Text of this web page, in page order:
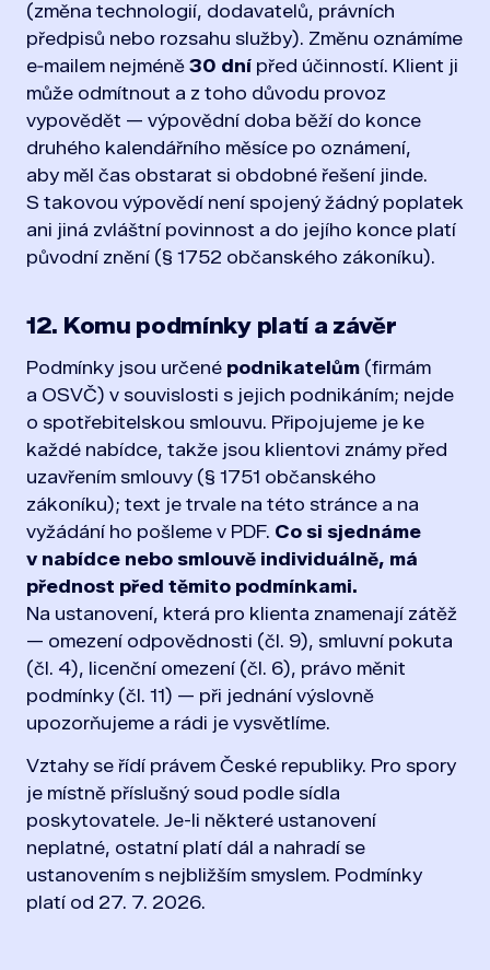
(změna technologií, dodavatelů, právních
předpisů nebo rozsahu služby). Změnu oznámíme
e‑mailem nejméně 30 dní před účinností. Klient ji
může odmítnout a z toho důvodu provoz
vypovědět — výpovědní doba běží do konce
druhého kalendářního měsíce po oznámení,
aby měl čas obstarat si obdobné řešení jinde.
S takovou výpovědí není spojený žádný poplatek
ani jiná zvláštní povinnost a do jejího konce platí
původní znění (§ 1752 občanského zákoníku).
12. Komu podmínky platí a závěr
Podmínky jsou určené podnikatelům (firmám
a OSVČ) v souvislosti s jejich podnikáním; nejde
o spotřebitelskou smlouvu. Připojujeme je ke
každé nabídce, takže jsou klientovi známy před
uzavřením smlouvy (§ 1751 občanského
zákoníku); text je trvale na této stránce a na
vyžádání ho pošleme v PDF. Co si sjednáme
v nabídce nebo smlouvě individuálně, má
přednost před těmito podmínkami.
Na ustanovení, která pro klienta znamenají zátěž
— omezení odpovědnosti (čl. 9), smluvní pokuta
(čl. 4), licenční omezení (čl. 6), právo měnit
podmínky (čl. 11) — při jednání výslovně
upozorňujeme a rádi je vysvětlíme.
Vztahy se řídí právem České republiky. Pro spory
je místně příslušný soud podle sídla
poskytovatele. Je-li některé ustanovení
neplatné, ostatní platí dál a nahradí se
ustanovením s nejbližším smyslem. Podmínky
platí od 27. 7. 2026.